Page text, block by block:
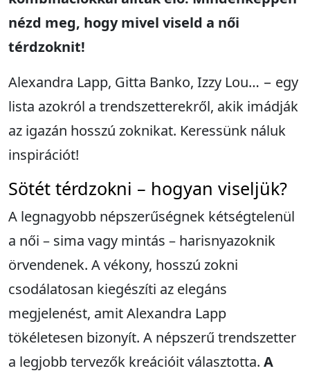
nézd meg, hogy mivel viseld a női
térdzoknit!
Alexandra Lapp, Gitta Banko, Izzy Lou… − egy
lista azokról a trendszetterekről, akik imádják
az igazán hosszú zoknikat. Keressünk náluk
inspirációt!
Sötét térdzokni – hogyan viseljük?
A legnagyobb népszerűségnek kétségtelenül
a női – sima vagy mintás – harisnyazoknik
örvendenek. A vékony, hosszú zokni
csodálatosan kiegészíti az elegáns
megjelenést, amit Alexandra Lapp
tökéletesen bizonyít. A népszerű trendszetter
a legjobb tervezők kreációit választotta. A